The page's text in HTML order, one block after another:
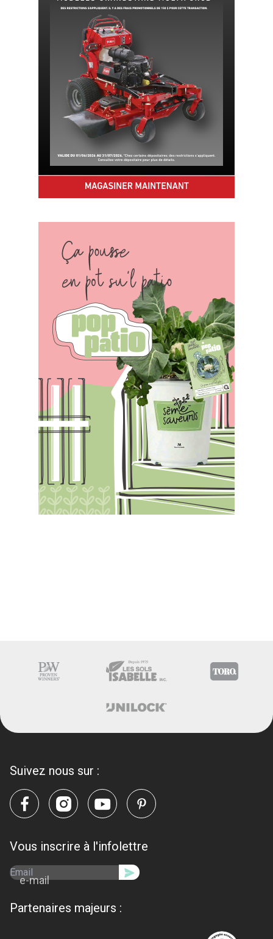
Suivez nous sur :
Vous inscrire à l'infolettre
e-mail
Partenaires majeurs :